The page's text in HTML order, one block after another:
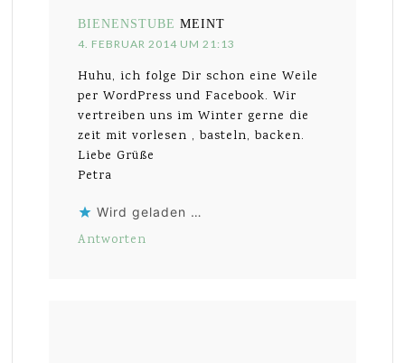
BIENENSTUBE MEINT
4. FEBRUAR 2014 UM 21:13
Huhu, ich folge Dir schon eine Weile
per WordPress und Facebook. Wir
vertreiben uns im Winter gerne die
zeit mit vorlesen , basteln, backen.
Liebe Grüße
Petra
Wird geladen …
Antworten